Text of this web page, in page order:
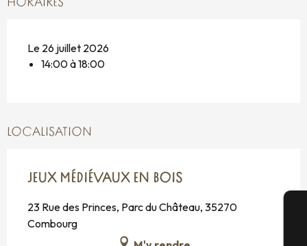
HORAIRES
Le 26 juillet 2026
14:00 à 18:00
LOCALISATION
JEUX MÉDIÉVAUX EN BOIS
23 Rue des Princes, Parc du Château, 35270
Combourg